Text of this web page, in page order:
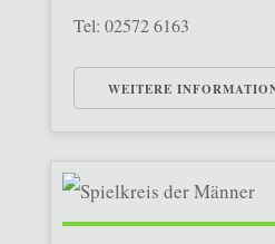
Tel: 02572 6163
WEITERE